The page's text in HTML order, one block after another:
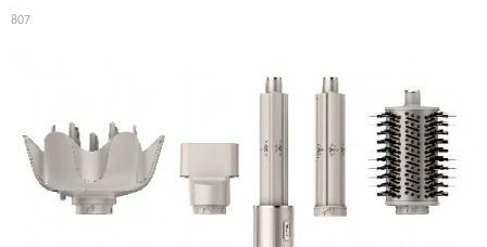
807